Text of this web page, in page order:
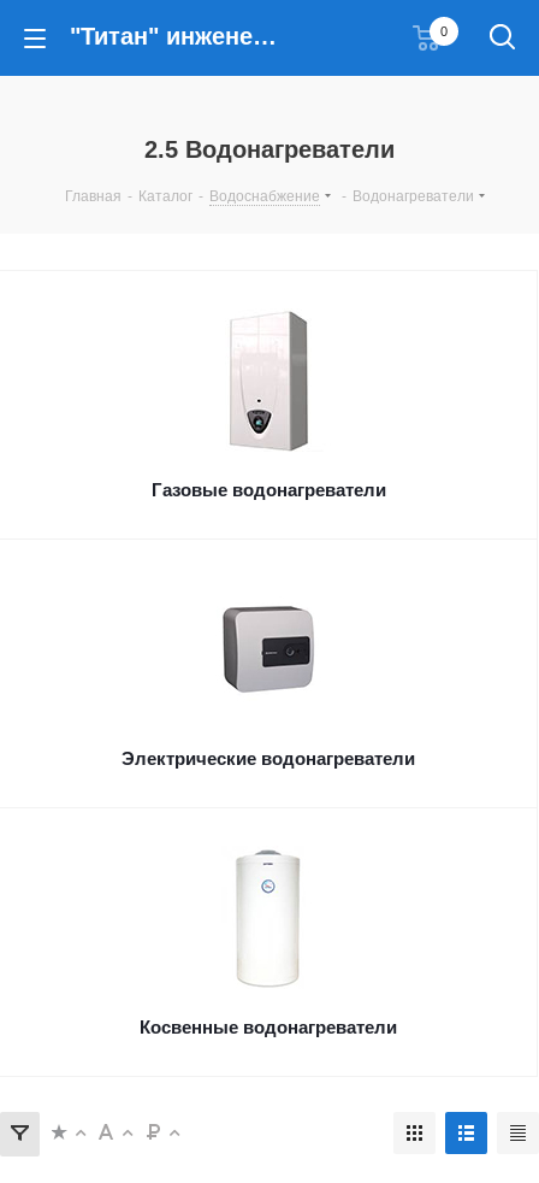
"Титан" инженерные решения 0
2.5 Водонагреватели
Главная - Каталог - Водоснабжение - Водонагреватели
Газовые водонагреватели
Электрические водонагреватели
Косвенные водонагреватели